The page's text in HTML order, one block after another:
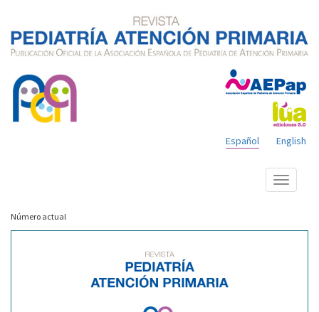
English
Español
Mostrar
menú
Número actual